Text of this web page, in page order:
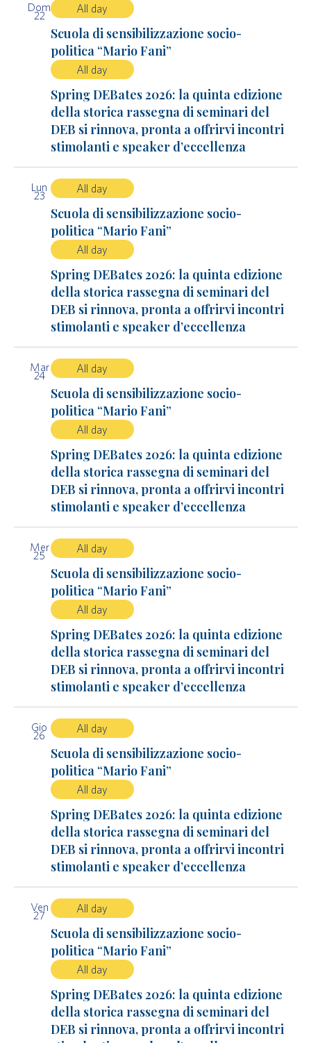
Dom
22
All day
Scuola di sensibilizzazione socio-
politica “Mario Fani”
All day
Spring DEBates 2026: la quinta edizione
della storica rassegna di seminari del
DEB si rinnova, pronta a offrirvi incontri
stimolanti e speaker d’eccellenza
Lun
23
All day
Scuola di sensibilizzazione socio-
politica “Mario Fani”
All day
Spring DEBates 2026: la quinta edizione
della storica rassegna di seminari del
DEB si rinnova, pronta a offrirvi incontri
stimolanti e speaker d’eccellenza
Mar
24
All day
Scuola di sensibilizzazione socio-
politica “Mario Fani”
All day
Spring DEBates 2026: la quinta edizione
della storica rassegna di seminari del
DEB si rinnova, pronta a offrirvi incontri
stimolanti e speaker d’eccellenza
Mer
25
All day
Scuola di sensibilizzazione socio-
politica “Mario Fani”
All day
Spring DEBates 2026: la quinta edizione
della storica rassegna di seminari del
DEB si rinnova, pronta a offrirvi incontri
stimolanti e speaker d’eccellenza
Gio
26
All day
Scuola di sensibilizzazione socio-
politica “Mario Fani”
All day
Spring DEBates 2026: la quinta edizione
della storica rassegna di seminari del
DEB si rinnova, pronta a offrirvi incontri
stimolanti e speaker d’eccellenza
Ven
27
All day
Scuola di sensibilizzazione socio-
politica “Mario Fani”
All day
Spring DEBates 2026: la quinta edizione
della storica rassegna di seminari del
DEB si rinnova, pronta a offrirvi incontri